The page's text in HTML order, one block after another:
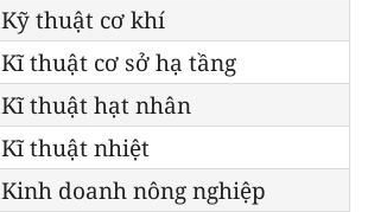
Kỹ thuật cơ khí
Kĩ thuật cơ sở hạ tầng
Kĩ thuật hạt nhân
Kĩ thuật nhiệt
Kinh doanh nông nghiệp